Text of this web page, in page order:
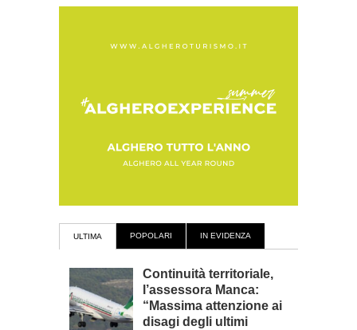
ULTIMA POPOLARI IN EVIDENZA
Continuità territoriale,
l’assessora Manca:
“Massima attenzione ai
disagi degli ultimi